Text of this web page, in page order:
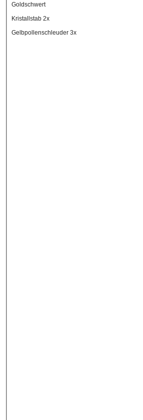
Goldschwert
Kristallstab 2x
Gelbpollenschleuder 3x